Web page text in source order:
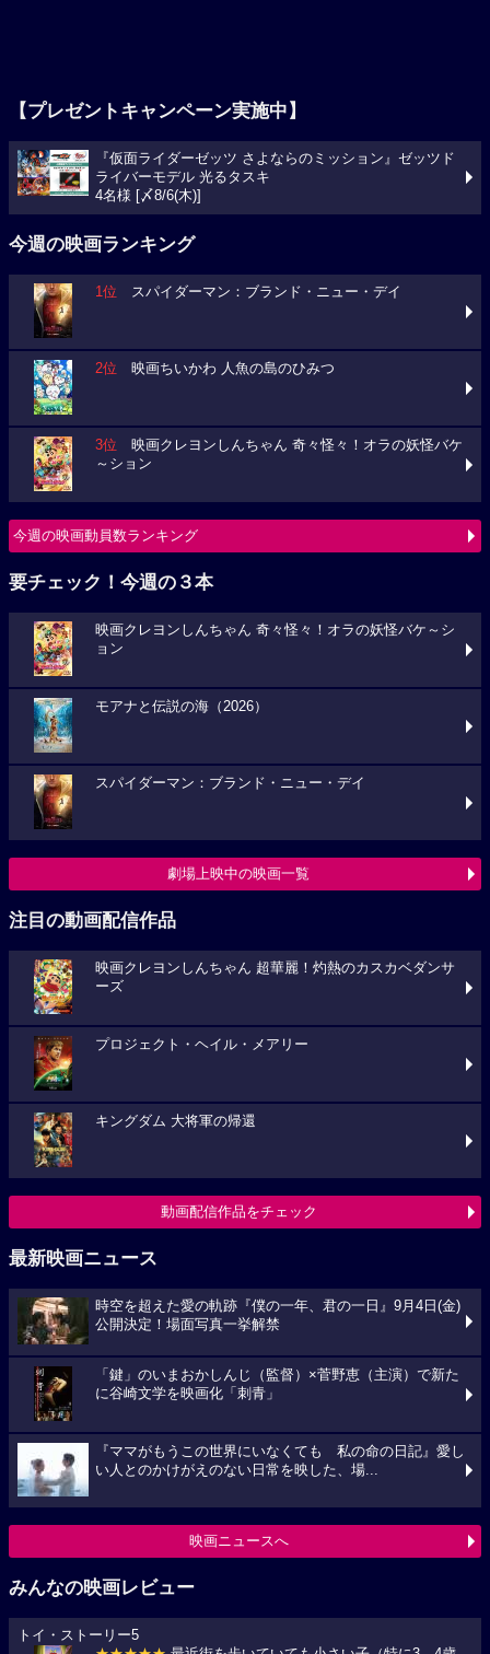
【プレゼントキャンペーン実施中】
『仮面ライダーゼッツ さよならのミッション』ゼッツド
ライバーモデル 光るタスキ
4名様 [〆8/6(木)]
今週の映画ランキング
1位 スパイダーマン：ブランド・ニュー・デイ
2位 映画ちいかわ 人魚の島のひみつ
3位 映画クレヨンしんちゃん 奇々怪々！オラの妖怪バケ
～ション
今週の映画動員数ランキング
要チェック！今週の３本
映画クレヨンしんちゃん 奇々怪々！オラの妖怪バケ～シ
ョン
モアナと伝説の海（2026）
スパイダーマン：ブランド・ニュー・デイ
劇場上映中の映画一覧
注目の動画配信作品
映画クレヨンしんちゃん 超華麗！灼熱のカスカベダンサ
ーズ
プロジェクト・ヘイル・メアリー
キングダム 大将軍の帰還
動画配信作品をチェック
最新映画ニュース
時空を超えた愛の軌跡『僕の一年、君の一日』9月4日(金)
公開決定！場面写真一挙解禁
「鍵」のいまおかしんじ（監督）×菅野恵（主演）で新た
に谷崎文学を映画化「刺青」
『ママがもうこの世界にいなくても 私の命の日記』愛し
い人とのかけがえのない日常を映した、場...
映画ニュースへ
みんなの映画レビュー
トイ・ストーリー5